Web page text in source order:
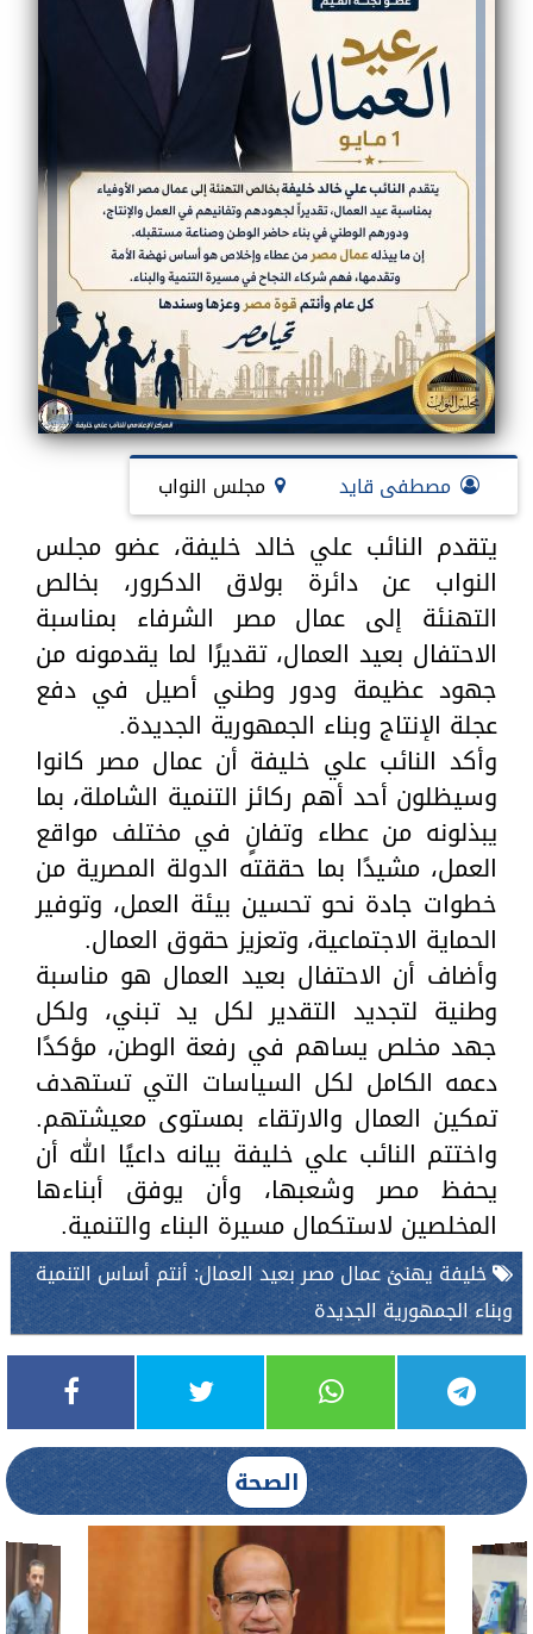
مصطفى قايد مجلس النواب
يتقدم النائب علي خالد خليفة، عضو مجلس
النواب عن دائرة بولاق الدكرور، بخالص
التهنئة إلى عمال مصر الشرفاء بمناسبة
الاحتفال بعيد العمال، تقديرًا لما يقدمونه من
جهود عظيمة ودور وطني أصيل في دفع
عجلة الإنتاج وبناء الجمهورية الجديدة.
وأكد النائب علي خليفة أن عمال مصر كانوا
وسيظلون أحد أهم ركائز التنمية الشاملة، بما
يبذلونه من عطاء وتفانٍ في مختلف مواقع
العمل، مشيدًا بما حققته الدولة المصرية من
خطوات جادة نحو تحسين بيئة العمل، وتوفير
الحماية الاجتماعية، وتعزيز حقوق العمال.
وأضاف أن الاحتفال بعيد العمال هو مناسبة
وطنية لتجديد التقدير لكل يد تبني، ولكل
جهد مخلص يساهم في رفعة الوطن، مؤكدًا
دعمه الكامل لكل السياسات التي تستهدف
تمكين العمال والارتقاء بمستوى معيشتهم.
واختتم النائب علي خليفة بيانه داعيًا الله أن
يحفظ مصر وشعبها، وأن يوفق أبناءها
المخلصين لاستكمال مسيرة البناء والتنمية.
خليفة يهنئ عمال مصر بعيد العمال: أنتم أساس التنمية
وبناء الجمهورية الجديدة
الصحة